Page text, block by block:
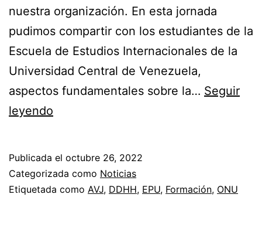
nuestra organización. En esta jornada
pudimos compartir con los estudiantes de la
Escuela de Estudios Internacionales de la
Universidad Central de Venezuela,
aspectos fundamentales sobre la… Seguir
leyendo
el
foro
Publicada el octubre 26, 2022
Categorizada como Noticias
Etiquetada como AVJ, DDHH, EPU, Formación, ONU